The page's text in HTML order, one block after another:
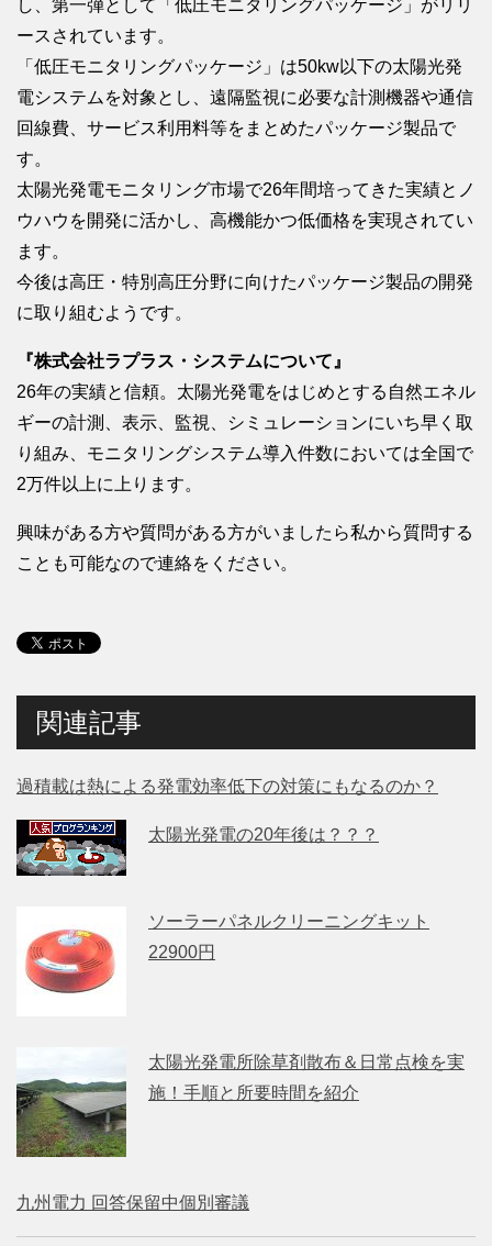
し、第一弾として「低圧モニタリングパッケージ」がリリ
ースされています。
「低圧モニタリングパッケージ」は50kw以下の太陽光発
電システムを対象とし、遠隔監視に必要な計測機器や通信
回線費、サービス利用料等をまとめたパッケージ製品で
す。
太陽光発電モニタリング市場で26年間培ってきた実績とノ
ウハウを開発に活かし、高機能かつ低価格を実現されてい
ます。
今後は高圧・特別高圧分野に向けたパッケージ製品の開発
に取り組むようです。
『株式会社ラプラス・システムについて』
26年の実績と信頼。太陽光発電をはじめとする自然エネル
ギーの計測、表示、監視、シミュレーションにいち早く取
り組み、モニタリングシステム導入件数においては全国で
2万件以上に上ります。
興味がある方や質問がある方がいましたら私から質問する
ことも可能なので連絡をください。
関連記事
過積載は熱による発電効率低下の対策にもなるのか？
太陽光発電の20年後は？？？
ソーラーパネルクリーニングキット
22900円
太陽光発電所除草剤散布＆日常点検を実
施！手順と所要時間を紹介
九州電力 回答保留中個別審議